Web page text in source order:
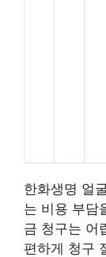
한화생명 얼
는 비용 부담
금 청구는 어
편하게 청구